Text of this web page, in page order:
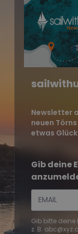
Newsletter
neuen
etwas
Gib deine
Gib bitte
z. B.